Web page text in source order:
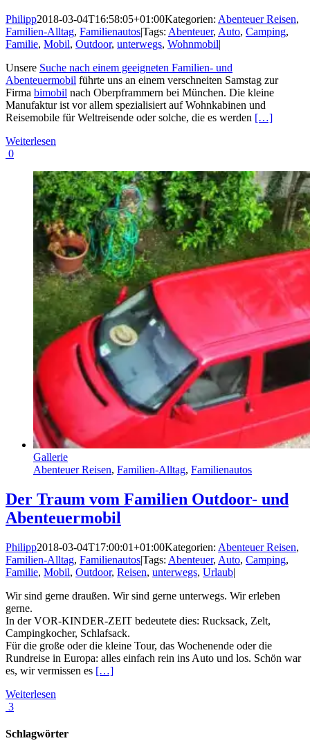
Philipp2018-03-04T16:58:05+01:00Kategorien: Abenteuer Reisen,
Familien-Alltag, Familienautos|Tags: Abenteuer, Auto, Camping,
Familie, Mobil, Outdoor, unterwegs, Wohnmobil|
Unsere Suche nach einem geeigneten Familien- und
Abenteuermobil führte uns an einem verschneiten Samstag zur
Firma bimobil nach Oberpframmern bei München. Die kleine
Manufaktur ist vor allem spezialisiert auf Wohnkabinen und
Reisemobile für Weltreisende oder solche, die es werden […]
Weiterlesen
0
Gallerie
Abenteuer Reisen, Familien-Alltag, Familienautos
Der Traum vom Familien Outdoor- und
Abenteuermobil
Philipp2018-03-04T17:00:01+01:00Kategorien: Abenteuer Reisen,
Familien-Alltag, Familienautos|Tags: Abenteuer, Auto, Camping,
Familie, Mobil, Outdoor, Reisen, unterwegs, Urlaub|
Wir sind gerne draußen. Wir sind gerne unterwegs. Wir erleben
gerne.
In der VOR-KINDER-ZEIT bedeutete dies: Rucksack, Zelt,
Campingkocher, Schlafsack.
Für die große oder die kleine Tour, das Wochenende oder die
Rundreise in Europa: alles einfach rein ins Auto und los. Schön war
es, wir vermissen es […]
Weiterlesen
3
Schlagwörter